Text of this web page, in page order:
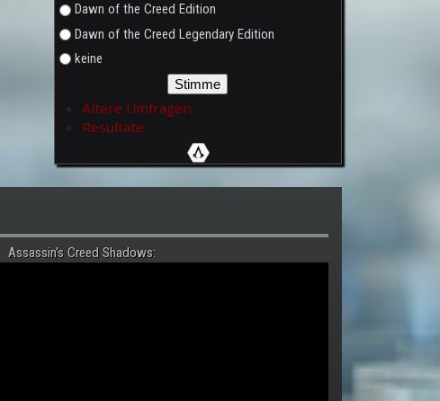
Dawn of the Creed Edition
Dawn of the Creed Legendary Edition
keine
Ältere Umfragen
Resultate
Assassin's Creed Shadows: